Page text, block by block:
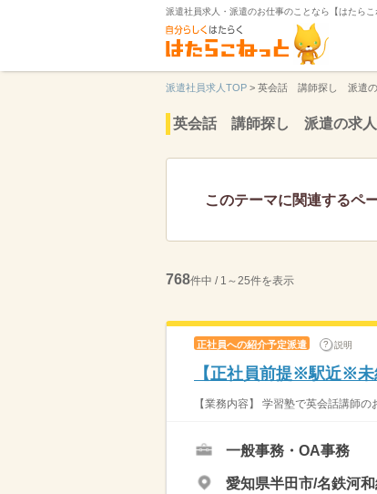
派遣社員求人・派遣のお仕事のことなら【はたらこ
派遣社員求人TOP > 英会話 講師探し 派遣
英会話 講師探し 派遣の求
このテーマに関連するペ
768件中 / 1～25件を表示
正社員への紹介予定派遣 説明
【正社員前提※駅近※
【業務内容】 学習塾で英会話講師
一般事務・OA事務
愛知県半田市/名鉄河